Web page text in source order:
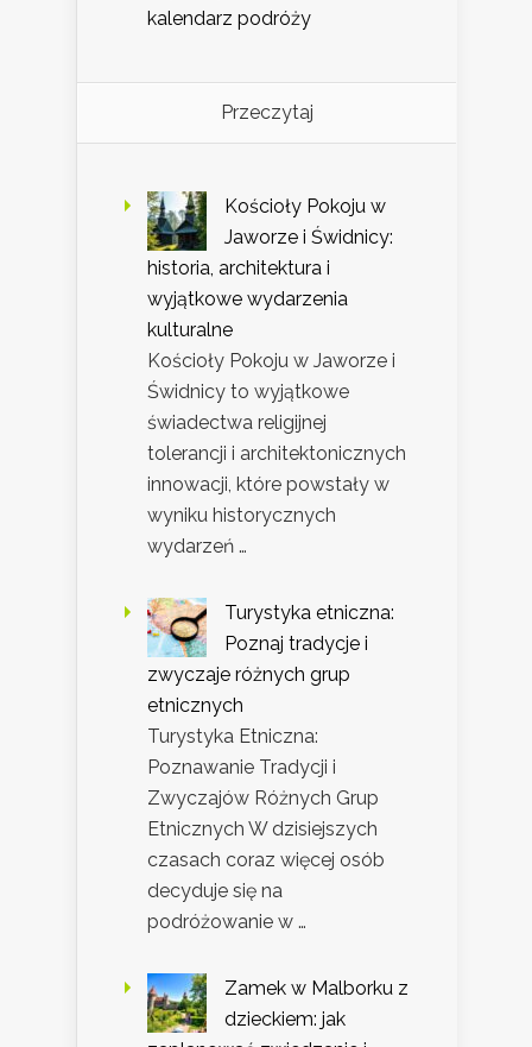
kalendarz podróży
Przeczytaj
Kościoły Pokoju w
Jaworze i Świdnicy:
historia, architektura i
wyjątkowe wydarzenia
kulturalne
Kościoły Pokoju w Jaworze i
Świdnicy to wyjątkowe
świadectwa religijnej
tolerancji i architektonicznych
innowacji, które powstały w
wyniku historycznych
wydarzeń …
Turystyka etniczna:
Poznaj tradycje i
zwyczaje różnych grup
etnicznych
Turystyka Etniczna:
Poznawanie Tradycji i
Zwyczajów Różnych Grup
Etnicznych W dzisiejszych
czasach coraz więcej osób
decyduje się na
podróżowanie w …
Zamek w Malborku z
dzieckiem: jak